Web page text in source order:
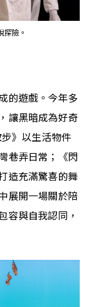
探險。
的遊戲。今年多
讓黑暗成為好奇
》以生活物件
巷弄日常；《閃
造充滿驚喜的舞
展開一場關於陪
容與自我認同，